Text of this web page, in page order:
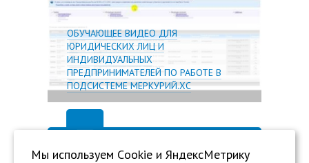
ОБУЧАЮЩЕЕ ВИДЕО ДЛЯ
ЮРИДИЧЕСКИХ ЛИЦ И
ИНДИВИДУАЛЬНЫХ
ПРЕДПРИНИМАТЕЛЕЙ ПО РАБОТЕ В
ПОДСИСТЕМЕ МЕРКУРИЙ.ХС
Мы используем Сookie и ЯндексМетрику